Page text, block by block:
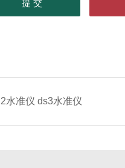
水准仪 ds3水准仪